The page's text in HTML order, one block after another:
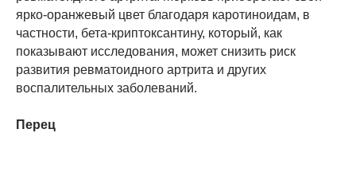
ярко-оранжевый цвет благодаря каротиноидам, в
частности, бета-криптоксантину, который, как
показывают исследования, может снизить риск
развития ревматоидного артрита и других
воспалительных заболеваний.
Перец